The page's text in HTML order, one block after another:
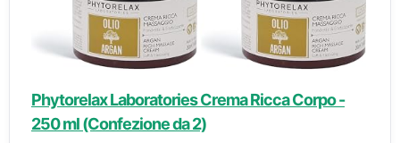
Phytorelax Laboratories Crema Ricca Corpo -
250 ml (Confezione da 2)